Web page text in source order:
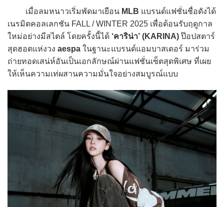
เมื่อลมหนาวเริ่มพัดมาเยือน MLB แบรนด์แฟชั่นชื่อดังได้
เนรมิตคอลเลกชัน FALL / WINTER 2025 เพื่อต้อนรับฤดูกาล
ใหม่อย่างมีสไตล์ โดยครั้งนี้ได้ ‘คาริน่า’ (KARINA) ป๊อปสตาร์
สุดฮอตแห่งวง aespa ในฐานะแบรนด์แอมบาสเดอร์ มาร่วม
ถ่ายทอดเสน่ห์อันเป็นเอกลักษณ์ผ่านแฟชั่นเซ็ตสุดพิเศษ ที่เผย
ให้เห็นความเท่ผสานความมั่นใจอย่างสมบูรณ์แบบ